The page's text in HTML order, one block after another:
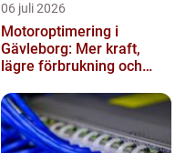
06 juli 2026
Motoroptimering i
Gävleborg: Mer kraft,
lägre förbrukning och